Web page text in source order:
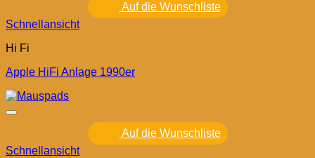
Auf die Wunschliste
Schnellansicht
Hi Fi
Apple HiFi Anlage 1990er
Auf die Wunschliste
Schnellansicht